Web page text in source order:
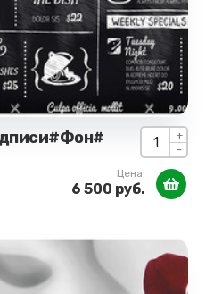
+
-
Цена:
6 500 руб.